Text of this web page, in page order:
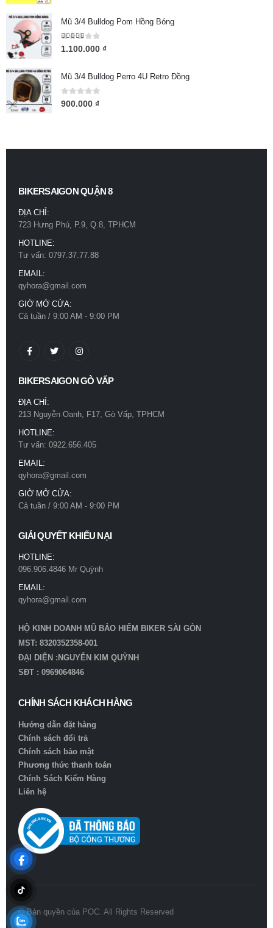
Mũ 3/4 Bulldog Pom Hồng Bóng
5.00out of 5
1.100.000 ₫
Mũ 3/4 Bulldog Perro 4U Retro Đồng
0out of 5
900.000 ₫
BIKERSAIGON QUẬN 8
ĐỊA CHỈ:
723 Hưng Phú, P.9, Q.8, TPHCM
HOTLINE:
Tư vấn: 0797.37.77.88
EMAIL:
qyhora@gmail.com
GIỜ MỞ CỬA:
Cả tuần / 9:00 AM - 9:00 PM
BIKERSAIGON GÒ VẤP
ĐỊA CHỈ:
213 Nguyễn Oanh, F17, Gò Vấp, TPHCM
HOTLINE:
Tư vấn: 0922.656.405
EMAIL:
qyhora@gmail.com
GIỜ MỞ CỬA:
Cả tuần / 9:00 AM - 9:00 PM
GIẢI QUYẾT KHIẾU NẠI
HOTLINE:
096.906.4846 Mr Quỳnh
EMAIL:
qyhora@gmail.com
HỘ KINH DOANH MŨ BẢO HIỂM BIKER SÀI GÒN
MST: 8320352358-001
ĐẠI DIỆN :NGUYỄN KIM QUỲNH
SĐT : 0969064846
CHÍNH SÁCH KHÁCH HÀNG
Hướng dẫn đặt hàng
Chính sách đổi trả
Chính sách bảo mật
Phương thức thanh toán
Chính Sách Kiểm Hàng
Liên hệ
© Bản quyền của POC. All Rights Reserved